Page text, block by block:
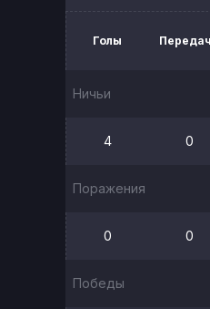
Голы
Ничьи
4 0
Поражения
0 0
Победы